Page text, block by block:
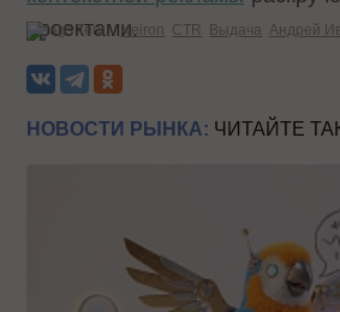
проектами.
Теги: Neiron CTR Выдача Андрей
НОВОСТИ РЫНКА: ЧИТАЙТЕ